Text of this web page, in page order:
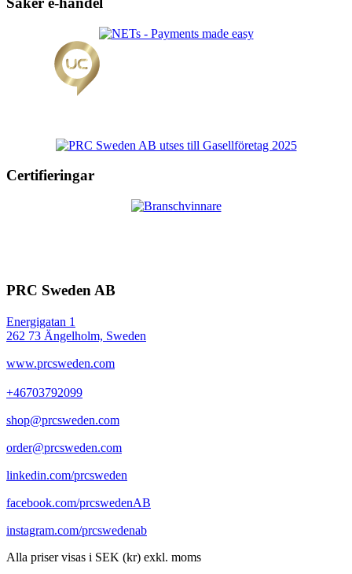
Certifieringar
PRC Sweden AB
Energigatan 1
262 73 Ängelholm, Sweden
www.prcsweden.com
+46703792099
shop@prcsweden.com
order@prcsweden.com
linkedin.com/prcsweden
facebook.com/prcswedenAB
instagram.com/prcswedenab
Alla priser visas i SEK (kr) exkl. moms